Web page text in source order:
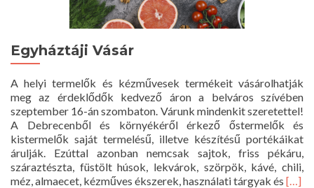
Egyháztáji Vásár
A helyi termelők és kézművesek termékeit vásárolhatják
meg az érdeklődők kedvező áron a belváros szívében
szeptember 16-án szombaton. Várunk mindenkit szeretettel!
A Debrecenből és környékéről érkező őstermelők és
kistermelők saját termelésű, illetve készítésű portékáikat
árulják. Ezúttal azonban nemcsak sajtok, friss pékáru,
száraztészta, füstölt húsok, lekvárok, szörpök, kávé, chili,
méz, almaecet, kézműves ékszerek, használati tárgyak és Read
[…]